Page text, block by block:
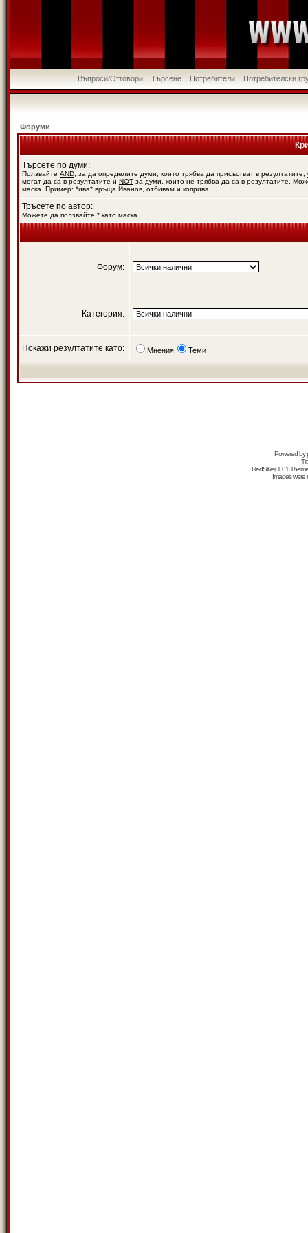
Въпроси/Отговори Търсене Потребители Потребителски
Форуми
Търсете по думи:
Ползвайте AND , за да определите думи, които трябва да присъстват в резултатите,
могат да са в резултатите и NOT за думи, които не трябва да са в резултатите.
маска. Пример: *ива* връща Иванов, отбивам и коприва.
Тръсете по автор:
Можете да ползвайте * като маска.
Форум:
Категория:
Покажи резултатите като: Мнения Теми
Powered by
RedSilver 1.01
Images were